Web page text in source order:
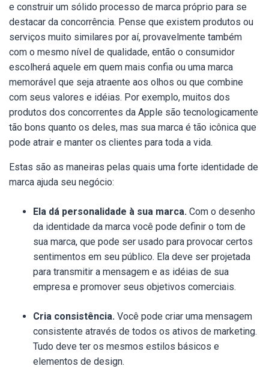
e construir um sólido processo de marca próprio para se
destacar da concorrência. Pense que existem produtos ou
serviços muito similares por aí, provavelmente também
com o mesmo nível de qualidade, então o consumidor
escolherá aquele em quem mais confia ou uma marca
memorável que seja atraente aos olhos ou que combine
com seus valores e idéias. Por exemplo, muitos dos
produtos dos concorrentes da Apple são tecnologicamente
tão bons quanto os deles, mas sua marca é tão icônica que
pode atrair e manter os clientes para toda a vida.
Estas são as maneiras pelas quais uma forte identidade de
marca ajuda seu negócio:
Ela dá personalidade à sua marca. Com o desenho
da identidade da marca você pode definir o tom de
sua marca, que pode ser usado para provocar certos
sentimentos em seu público. Ela deve ser projetada
para transmitir a mensagem e as idéias de sua
empresa e promover seus objetivos comerciais.
Cria consistência. Você pode criar uma mensagem
consistente através de todos os ativos de marketing.
Tudo deve ter os mesmos estilos básicos e
elementos de design.